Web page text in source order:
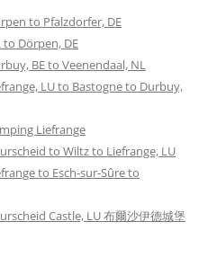
to Pfalzdorfer, DE
to Dörpen, DE
BE to Veenendaal, NL
LU to Bastogne to Durbuy,
Liefrange
to Wiltz to Liefrange, LU
to Esch-sur-Sûre to
Castle, LU 布爾沙伊德城堡